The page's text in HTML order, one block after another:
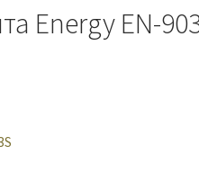
Energy EN-